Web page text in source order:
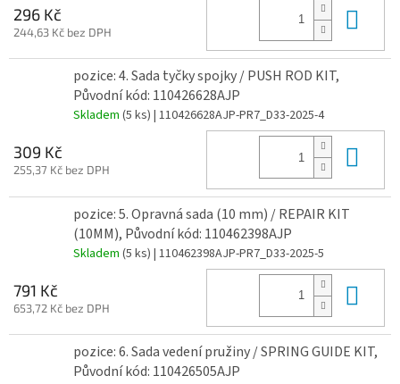
296 Kč
244,63 Kč bez DPH
pozice: 4. Sada tyčky spojky / PUSH ROD KIT,
Původní kód: 110426628AJP
Skladem (5 ks) | 110426628AJP-PR7_D33-2025-4
309 Kč
255,37 Kč bez DPH
pozice: 5. Opravná sada (10 mm) / REPAIR KIT
(10MM), Původní kód: 110462398AJP
Skladem (5 ks) | 110462398AJP-PR7_D33-2025-5
791 Kč
653,72 Kč bez DPH
pozice: 6. Sada vedení pružiny / SPRING GUIDE KIT,
Původní kód: 110426505AJP